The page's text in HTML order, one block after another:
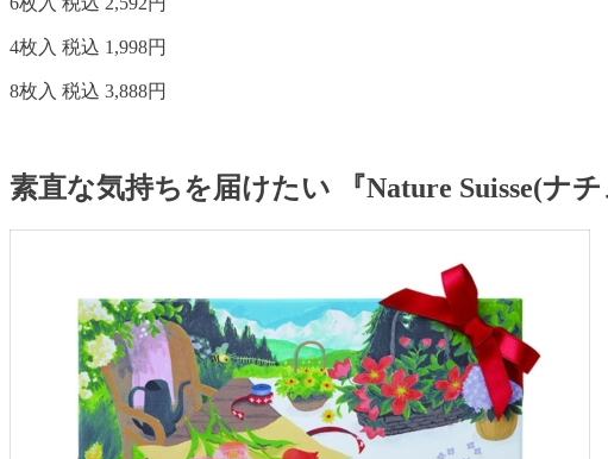
4枚入 税込 1,998円
8枚入 税込 3,888円
素直な気持ちを届けたい 『Nature Suisse(ナチ